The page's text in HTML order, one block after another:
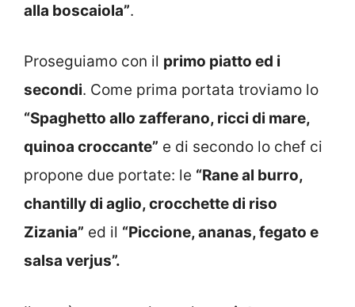
alla boscaiola”.
Proseguiamo con il primo piatto ed i
secondi. Come prima portata troviamo lo
“Spaghetto allo zafferano, ricci di mare,
quinoa croccante” e di secondo lo chef ci
propone due portate: le “Rane al burro,
chantilly di aglio, crocchette di riso
Zizania” ed il “Piccione, ananas, fegato e
salsa verjus”.